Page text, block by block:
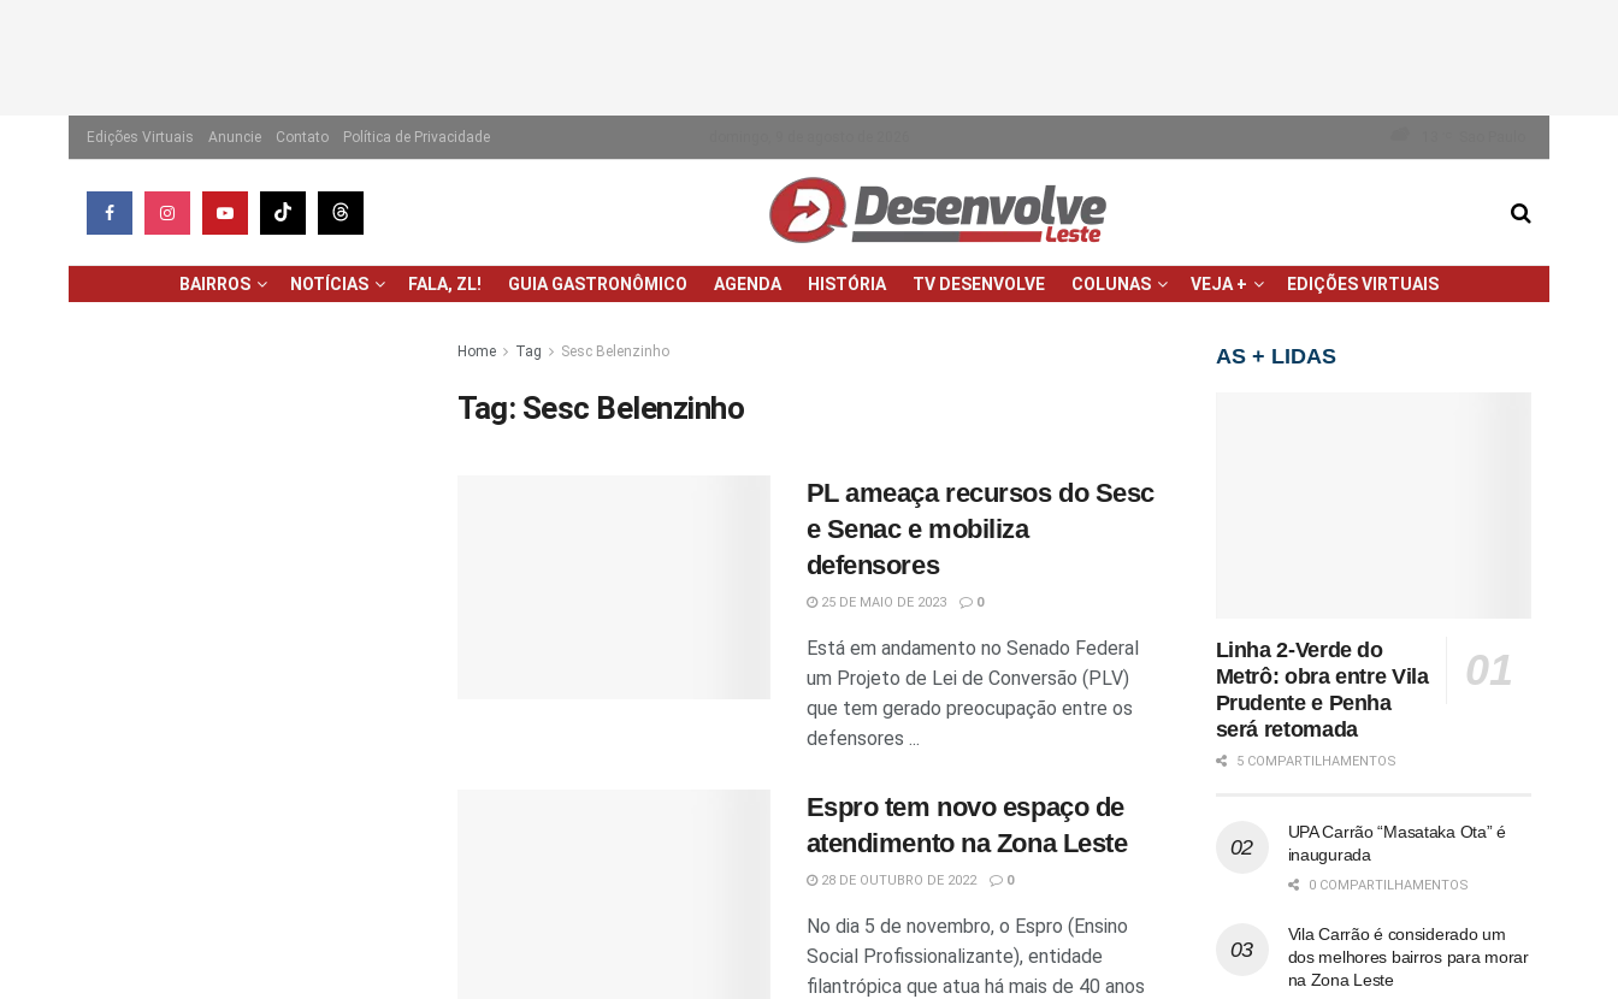
Edições Virtuais Anuncie Contato Política de Privacidade
BAIRROS NOTÍCIAS FALA, ZL! GUIA GASTRONÔMICO AGENDA HISTÓRIA TV DESENVOLVE COLUNAS VEJA + EDIÇÕES VIRTUAIS
Home Tag Sesc Belenzinho
Tag: Sesc Belenzinho
PL ameaça recursos do Sesc
e Senac e mobiliza
defensores
25 DE MAIO DE 2023 0
Está em andamento no Senado Federal
um Projeto de Lei de Conversão (PLV)
que tem gerado preocupação entre os
defensores ...
Espro tem novo espaço de
atendimento na Zona Leste
28 DE OUTUBRO DE 2022 0
No dia 5 de novembro, o Espro (Ensino
Social Profissionalizante), entidade
filantrópica que atua há mais de 40 anos
AS + LIDAS
Linha 2-Verde do
Metrô: obra entre Vila
Prudente e Penha
será retomada
5 COMPARTILHAMENTOS
UPA Carrão “Masataka Ota” é
inaugurada
0 COMPARTILHAMENTOS
Vila Carrão é considerado um
dos melhores bairros para morar
na Zona Leste